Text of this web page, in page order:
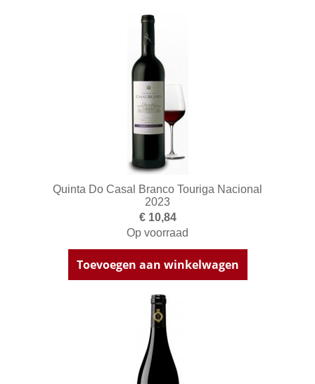
Quinta Do Casal Branco Touriga Nacional
2023
€ 10,84
Op voorraad
Toevoegen aan winkelwagen